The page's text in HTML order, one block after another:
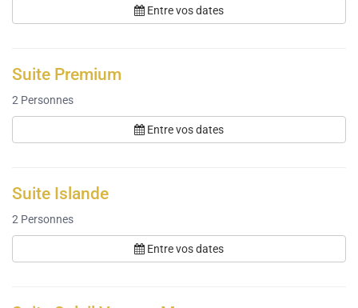
Entre vos dates
Suite Premium
2 Personnes
Entre vos dates
Suite Islande
2 Personnes
Entre vos dates